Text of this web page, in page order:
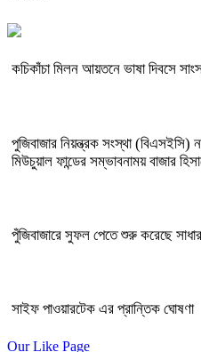
কচিকাঁচা মিলন আয়তনে ভাষা দিবসে
পুজিবাজার নিয়ন্ত্রক সংস্থা (বিএসইসি)
মিউচুয়াল ফান্ডের সম্ভাবনাময় বাজার
পুঁজিবাজারে সুফল পেতে শুরু করেছে
সাইফ পাওয়ারটেক এর প্রান্তিক ঘোষণা
Our Like Page